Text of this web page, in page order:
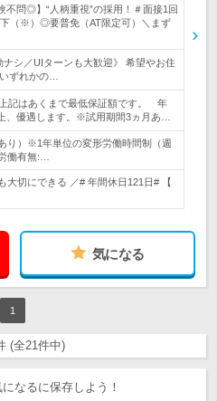
不問◎】“人柄重視”の採用！＃面接1回
（※）◎要普免（AT限定可）＼まず
ナシ／UIターンも大歓迎》 希望やお住
ずれかの…
記はあくまで最低保証額です。 年
、優遇します。※試用期間3ヵ月あ…
り）※1年単位の変形労働時間制（週
働有無:…
大切にできる ／# 年間休日121日# 【
気になる
1
(全21件中)
なるに保存しよう！